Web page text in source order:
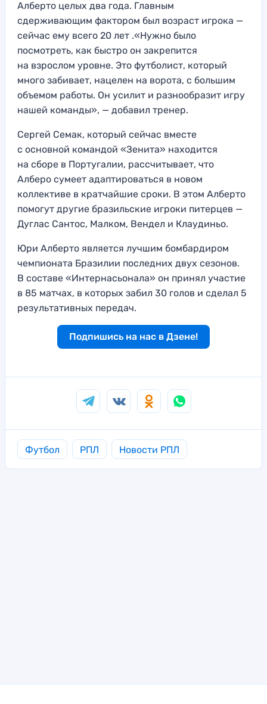
Алберто целых два года. Главным
сдерживающим фактором был возраст игрока —
сейчас ему всего 20 лет .«Нужно было
посмотреть, как быстро он закрепится
на взрослом уровне. Это футболист, который
много забивает, нацелен на ворота, с большим
объемом работы. Он усилит и разнообразит игру
нашей команды», — добавил тренер.
Сергей Семак, который сейчас вместе
с основной командой «Зенита» находится
на сборе в Португалии, рассчитывает, что
Алберо сумеет адаптироваться в новом
коллективе в кратчайшие сроки. В этом Алберто
помогут другие бразильские игроки питерцев —
Дуглас Сантос, Малком, Вендел и Клаудиньо.
Юри Алберто является лучшим бомбардиром
чемпионата Бразилии последних двух сезонов.
В составе «Интернасьонала» он принял участие
в 85 матчах, в которых забил 30 голов и сделал 5
результативных передач.
Подпишись на нас в Дзене!
Футбол РПЛ Новости РПЛ